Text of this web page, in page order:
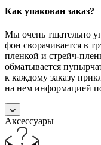
Как упакован заказ?
Мы очень тщательно
фон сворачивается в
пленкой и стрейч-
обматывается
к каждому заказу
на нем информацией по
Аксессуары